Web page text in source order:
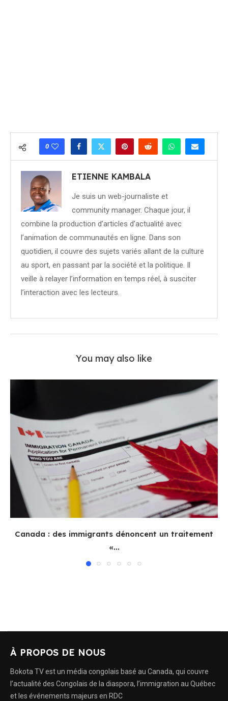
0
ETIENNE KAMBALA
Je suis un web-journaliste et
community manager. Chaque jour, il
combine la production d’articles d’actualité avec
l’animation de communautés en ligne. Dans son
quotidien, il couvre des sujets variés allant de la culture
au sport, en passant par la société et la politique. Il
veille à relayer l’information en temps réel, à susciter
l’interaction avec les lecteurs.
You may also like
Canada : des immigrants dénoncent un traitement
«...
À PROPOS DE NOUS
Bokota TV est un média congolais basé au Canada, qui couvre
l’actualité des Congolais de la diaspora, l’immigration au Québec
et les événements majeurs en RDC